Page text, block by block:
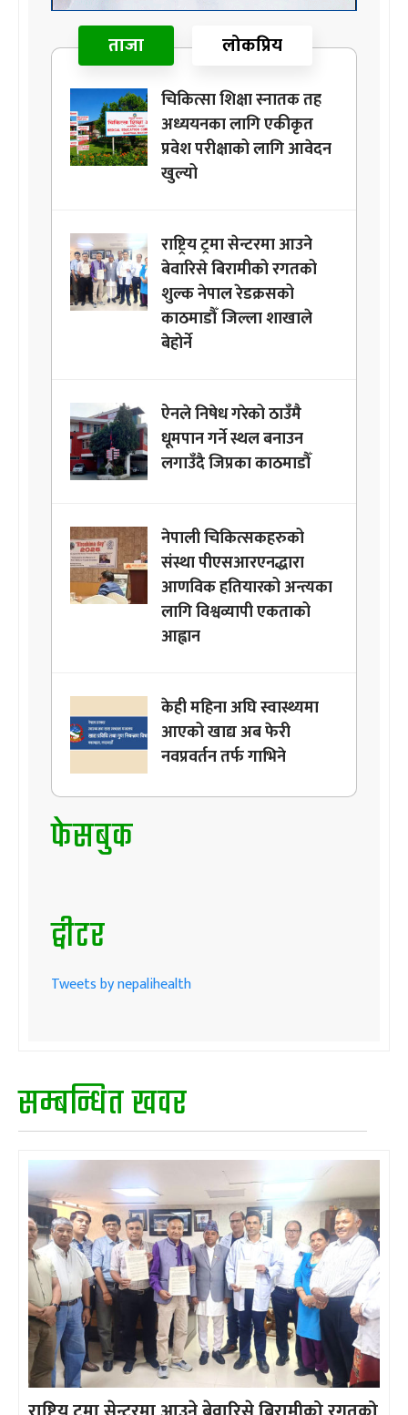
ताजा लोकप्रिय
चिकित्सा शिक्षा स्नातक तह
अध्ययनका लागि एकीकृत
प्रवेश परीक्षाको लागि आवेदन
खुल्यो
राष्ट्रिय ट्रमा सेन्टरमा आउने
बेवारिसे बिरामीको रगतको
शुल्क नेपाल रेडक्रसको
काठमाडौँ जिल्ला शाखाले
बेहोर्ने
ऐनले निषेध गरेको ठाउँमै
धूमपान गर्ने स्थल बनाउन
लगाउँदै जिप्रका काठमाडौँ
नेपाली चिकित्सकहरुको
संस्था पीएसआरएनद्धारा
आणविक हतियारको अन्त्यका
लागि विश्वव्यापी एकताको
आह्वान
केही महिना अघि स्वास्थ्यमा
आएको खाद्य अब फेरी
नवप्रवर्तन तर्फ गाभिने
फेसबुक
ट्वीटर
Tweets by nepalihealth
सम्बन्धित खवर